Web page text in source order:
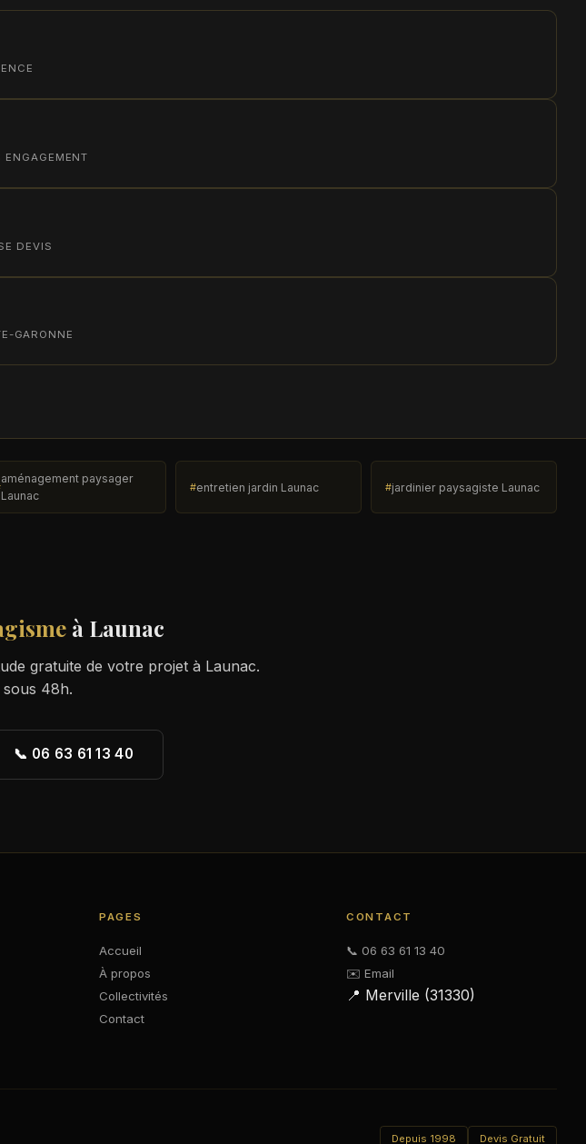
DEVIS
GARONNE
aménagement paysager
Launac
entretien jardin Launac jardinier paysagiste Launac
à Launac
gratuite de votre projet à Launac.
sous 48h.
📞 06 63 61 13 40
PAGES
Accueil
À propos
Collectivités
Contact
CONTACT
📞 06 63 61 13 40
✉️ Email
📍 Merville (31330)
Depuis 1998 Devis Gratuit